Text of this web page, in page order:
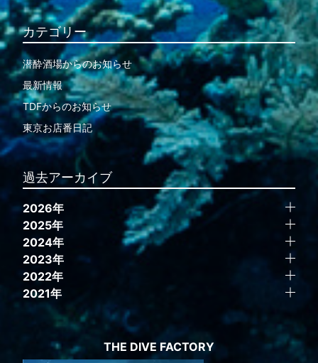
カテゴリー
潜酔酒場からのお知らせ
最新情報
TDFからのお知らせ
東京お店番日記
過去アーカイブ
2026年
2025年
2024年
2023年
2022年
2021年
THE DIVE FACTORY